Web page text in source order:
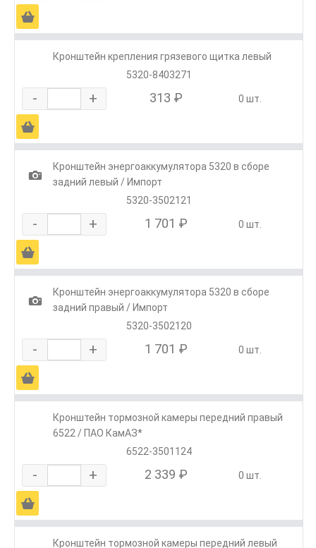
Ä
Кронштейн крепления грязевого щитка левый
5320-8403271
- + 313 ₽ 0 шт.
Ä
1
Кронштейн энергоаккумулятора 5320 в сборе
задний левый / Импорт
5320-3502121
- + 1 701 ₽ 0 шт.
Ä
1
Кронштейн энергоаккумулятора 5320 в сборе
задний правый / Импорт
5320-3502120
- + 1 701 ₽ 0 шт.
Ä
Кронштейн тормозной камеры передний правый
6522 / ПАО КамАЗ*
6522-3501124
- + 2 339 ₽ 0 шт.
Ä
Кронштейн тормозной камеры передний левый